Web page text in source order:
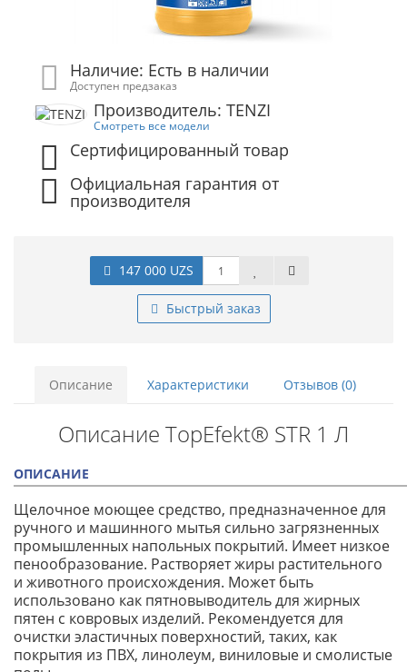
Наличие: Есть в наличии
Доступен предзаказ
Производитель: TENZI
Смотреть все модели
Сертифицированный товар
Официальная гарантия от
производителя
147 000 UZS
Быстрый заказ
Описание Характеристики Отзывов (0)
Описание TopEfekt® STR 1 Л
ОПИСАНИЕ
Щелочное моющее средство, предназначенное для
ручного и машинного мытья сильно загрязненных
промышленных напольных покрытий. Имеет низкое
пенообразование. Растворяет жиры растительного
и животного происхождения. Может быть
использовано как пятновыводитель для жирных
пятен с ковровых изделий. Рекомендуется для
очистки эластичных поверхностий, таких, как
покрытия из ПВХ, линолеум, виниловые и смолистые